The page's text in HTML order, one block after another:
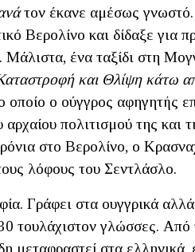
τον έκανε αμέσως
Βερολίνο και δίδαξε για
Μάλιστα, ένα ταξίδι στη
και Θλίψη κάτω
ο ούγγρος αφηγητής
πολιτισμού της και
στο Βερολίνο, ο
λόφους του Σεντλάσλο.
Γράφει στα ουγγρικά
τουλάχιστον γλώσσες. Από
μεταφραστεί στα